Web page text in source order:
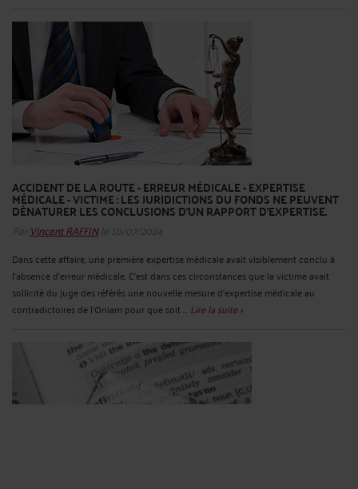
ACCIDENT DE LA ROUTE - ERREUR MÉDICALE - EXPERTISE
MÉDICALE - VICTIME : LES JURIDICTIONS DU FONDS NE PEUVENT
DÉNATURER LES CONCLUSIONS D'UN RAPPORT D'EXPERTISE.
Par Vincent RAFFINle 10/07/2024
Dans cette affaire, une première expertise médicale avait visiblement conclu à
l'absence d'erreur médicale. C'est dans ces circonstances que la victime avait
sollicité du juge des référés une nouvelle mesure d'expertise médicale au
contradictoires de l’Oniam pour que soit ... Lire la suite >